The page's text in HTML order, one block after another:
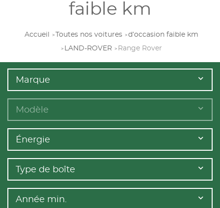
faible km
Accueil Toutes nos voitures
d’occasion faible km
LAND-ROVER
Range Rover
Marque
Modèle
Énergie
Type de boîte
Année min.